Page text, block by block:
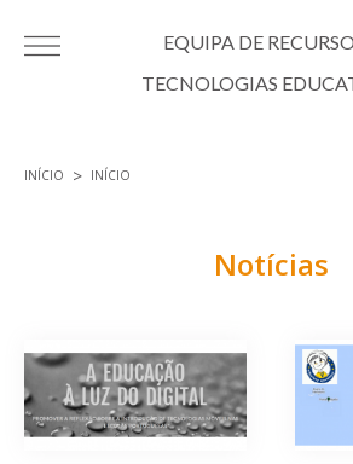
EQUIPA DE
TECNOLOGIAS
INÍCIO INÍCIO
Notícias
Páginas